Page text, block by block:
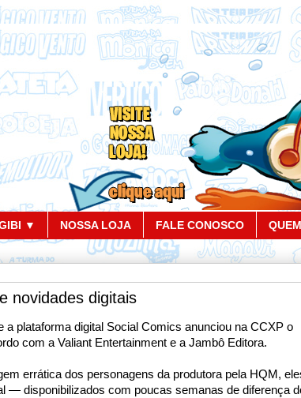
▼ NOSSA LOJA FALE CONOSCO
novidades digitais
a plataforma digital Social Comics anunciou na CCXP o
com a Valiant Entertainment e a Jambô Editora.
errática dos personagens da produtora pela HQM,
— disponibilizados com poucas semanas de diferença